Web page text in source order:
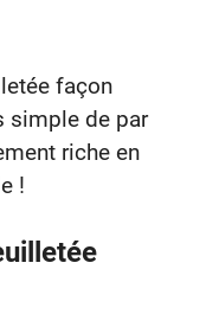
façon
simple de par
riche en
!